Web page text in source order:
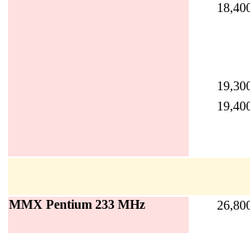
MMX Pentium 233 MHz